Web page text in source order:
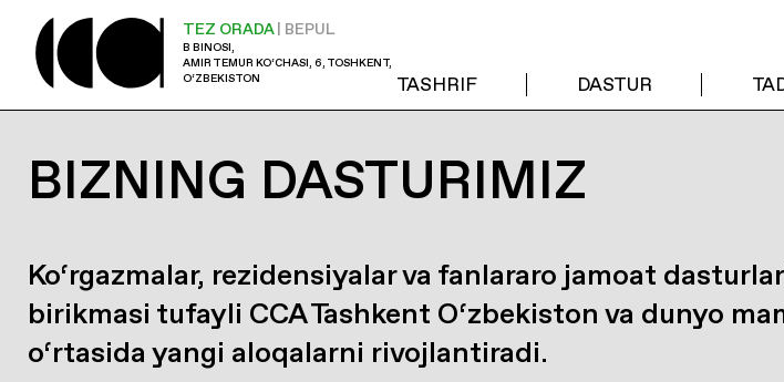
TEZ ORADA| BEPUL
B BINOSI,
AMIR TEMUR KO‘CHASI, 6, TOSHKENT,
O‘ZBEKISTON
TASHRIF DASTUR
BIZNING DASTURIMIZ
Ko‘rgazmalar, rezidensiyalar va fanlararo jamoat
birikmasi tufayli CCA Tashkent O‘zbekiston va dunyo
o‘rtasida yangi aloqalarni rivojlantiradi.